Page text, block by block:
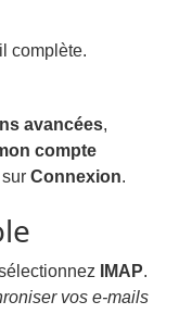
complète.
avancées,
compte
surConnexion.
IMAP.
vos e-mails